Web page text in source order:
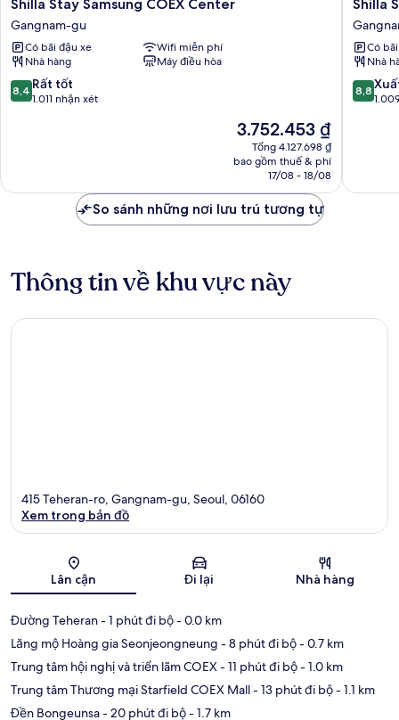
Stay
Samsung
COEX
Center
Gangnam-
gu
Shilla Stay Samsung COEX Center
Gangnam-gu
Có bãi đậu xe
Wifi miễn phí
Nhà hàng
Máy điều hòa
8.4
trên
xét
8,4 Rất tốt
1.011 nhận xét
Giá
hiện
tại
3.752.453 ₫
3.752.453 ₫
Tổng 4.127.698 ₫
bao gồm thuế & phí
17/08 - 18/08
Stay
gu
Shilla
Có
Nhà
8.8
trên
xét
8,8
So sánh những nơi lưu trú tương tự
Thông tin về khu vực này
Bản đồ
415 Teheran-ro, Gangnam-gu, Seoul, 06160
Xem trong bản đồ
Lân cận Đi lại Nhà hàng
Đường Teheran- 1 phút đi bộ- 0.0 km
Lăng mộ Hoàng gia Seonjeongneung - 8 phút đi bộ- 0.7 km
Trung tâm hội nghị và triển lãm COEX- 11 phút đi bộ- 1.0 km
Trung tâm Thương mại Starfield COEX Mall- 13 phút đi bộ- 1.1 km
Đền Bongeunsa- 20 phút đi bộ- 1.7 km